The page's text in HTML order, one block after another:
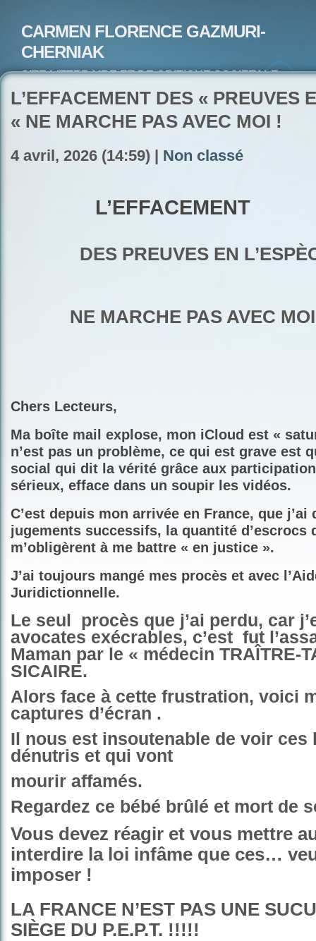
CARMEN FLORENCE GAZMURI-
CHERNIAK
SITE LITTERAIRE ET DE CRITIQUE SOCIETALE-
L’EFFACEMENT DES « PREUVES
« NE MARCHE PAS AVEC MOI !
4 avril, 2026 (14:59) | Non classé
L’EFFACEMENT
DES PREUVES EN
NE MARCHE PAS AVEC
Chers Lecteurs,
Ma boîte mail explose, mon iCloud est «
n’est pas un problème, ce qui est grave est
social qui dit la vérité grâce aux
sérieux, efface dans un soupir les vidéos.
C’est depuis mon arrivée en France, que j’ai
jugements successifs, la quantité d’escrocs
m’obligèrent à me battre « en justice ».
J’ai toujours mangé mes procès et avec
Juridictionnelle.
Le seul
procès que j’ai perdu, car
avocates exécrables, c’est fut
Maman par le « médecin TRAÎTRE-
SICAIRE.
Alors face à cette frustration, voici
captures d’écran .
Il nous est insoutenable de voir ces
dénutris et qui vont
mourir affamés.
Regardez ce bébé brûlé et mort de
Vous devez réagir et vous mettre
interdire la loi infâme que ces…
imposer !
LA FRANCE N’EST PAS UNE
SIÈGE DU P.E.P.T. !!!!!